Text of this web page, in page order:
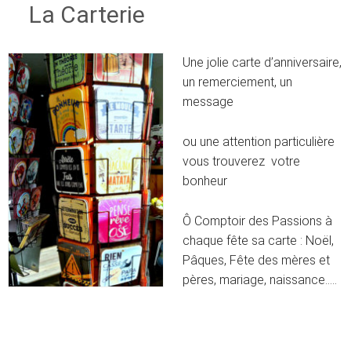
La Carterie
Une jolie carte d’anniversaire,
un remerciement, un
message
ou une attention particulière
vous trouverez votre
bonheur
Ô Comptoir des Passions à
chaque fête sa carte : Noël,
Pâques, Fête des mères et
pères, mariage, naissance…..